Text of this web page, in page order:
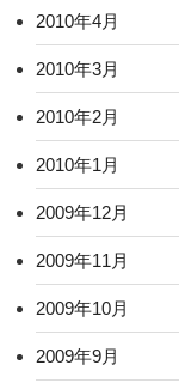
2010年4月
2010年3月
2010年2月
2010年1月
2009年12月
2009年11月
2009年10月
2009年9月